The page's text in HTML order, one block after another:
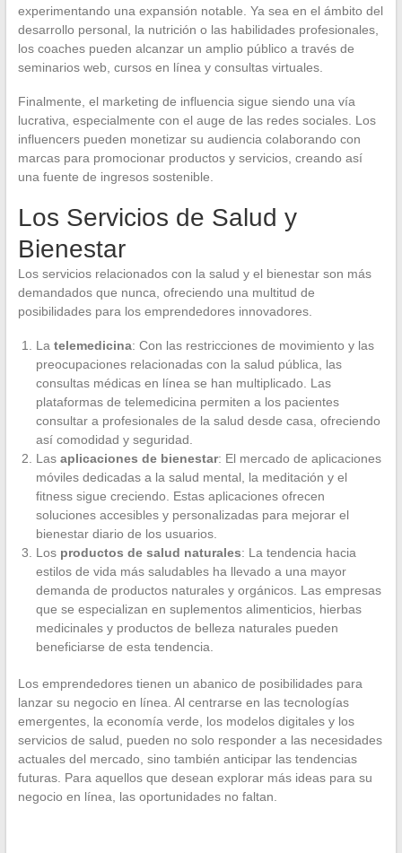
experimentando una expansión notable. Ya sea en el ámbito del
desarrollo personal, la nutrición o las habilidades profesionales,
los coaches pueden alcanzar un amplio público a través de
seminarios web, cursos en línea y consultas virtuales.
Finalmente, el marketing de influencia sigue siendo una vía
lucrativa, especialmente con el auge de las redes sociales. Los
influencers pueden monetizar su audiencia colaborando con
marcas para promocionar productos y servicios, creando así
una fuente de ingresos sostenible.
Los Servicios de Salud y
Bienestar
Los servicios relacionados con la salud y el bienestar son más
demandados que nunca, ofreciendo una multitud de
posibilidades para los emprendedores innovadores.
La telemedicina: Con las restricciones de movimiento y las
preocupaciones relacionadas con la salud pública, las
consultas médicas en línea se han multiplicado. Las
plataformas de telemedicina permiten a los pacientes
consultar a profesionales de la salud desde casa, ofreciendo
así comodidad y seguridad.
Las aplicaciones de bienestar: El mercado de aplicaciones
móviles dedicadas a la salud mental, la meditación y el
fitness sigue creciendo. Estas aplicaciones ofrecen
soluciones accesibles y personalizadas para mejorar el
bienestar diario de los usuarios.
Los productos de salud naturales: La tendencia hacia
estilos de vida más saludables ha llevado a una mayor
demanda de productos naturales y orgánicos. Las empresas
que se especializan en suplementos alimenticios, hierbas
medicinales y productos de belleza naturales pueden
beneficiarse de esta tendencia.
Los emprendedores tienen un abanico de posibilidades para
lanzar su negocio en línea. Al centrarse en las tecnologías
emergentes, la economía verde, los modelos digitales y los
servicios de salud, pueden no solo responder a las necesidades
actuales del mercado, sino también anticipar las tendencias
futuras. Para aquellos que desean explorar más ideas para su
negocio en línea, las oportunidades no faltan.